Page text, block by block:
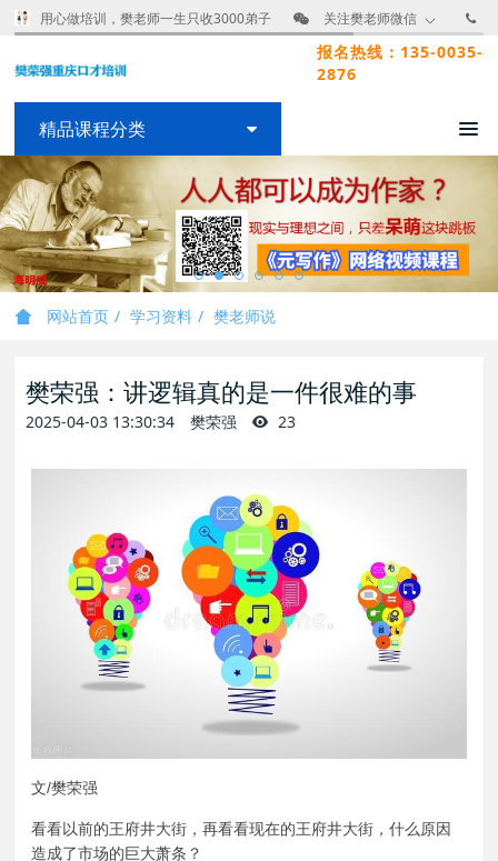
用心做培训，樊老师一生只收3000弟子 关注樊老师微信
报名热线：135-0035-
2876
精品课程分类
网站首页 学习资料 樊老师说
樊荣强：讲逻辑真的是一件很难的事
2025-04-03 13:30:34 樊荣强 23
文/樊荣强
看看以前的王府井大街，再看看现在的王府井大街，什么原因
造成了市场的巨大萧条？